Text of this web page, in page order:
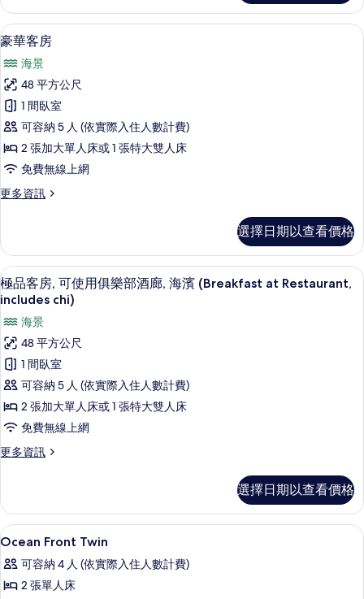
房
的
詳
顯
示
豪
華
客
房
的
所
有
片
客房內保險箱、書桌、免費無線上網、
12
豪華客房
海景
48 平方公尺
1 間臥室
可容納 5 人 (依實際入住人數計費)
2 張加大單人床或 1 張特大雙人床
免費無線上網
更多資訊
更
客
房
的
詳
選擇日期以查看價格
顯
示
極
品
客
房,
可
使
用
部
酒
廊,
海
濱
客房內保險箱、書桌、免費無線上網、
12
極品客房, 可使用俱樂部酒廊, 海濱 (Breakfast at Restaurant,
includes chi)
海景
48 平方公尺
1 間臥室
可容納 5 人 (依實際入住人數計費)
2 張加大單人床或 1 張特大雙人床
免費無線上網
更多資訊
更
客
房,
可
用
俱
選擇日期以查看價格
顯
示
Ocean
Front
客房內保險箱、書桌、免費無線上網、
7
Ocean Front Twin
可容納 4 人 (依實際入住人數計費)
2 張單人床